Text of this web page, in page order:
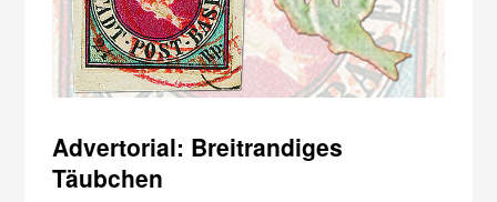
Advertorial: Breitrandiges
Täubchen